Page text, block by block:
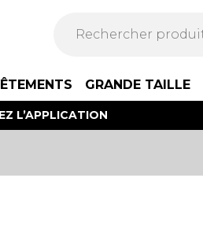
GRANDE TAILLE
L’APPLICATION